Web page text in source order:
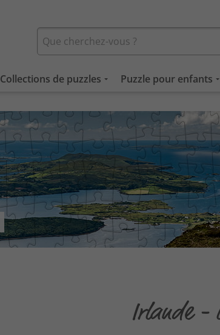
Collections de puzzles Puzzle pour enfants
Irlande -